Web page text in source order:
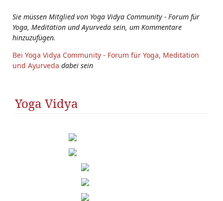
Sie müssen Mitglied von Yoga Vidya Community - Forum für
Yoga, Meditation und Ayurveda sein, um Kommentare
hinzuzufügen.
Bei Yoga Vidya Community - Forum für Yoga, Meditation
und Ayurveda dabei sein
Yoga Vidya